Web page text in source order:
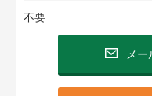
不要
メ